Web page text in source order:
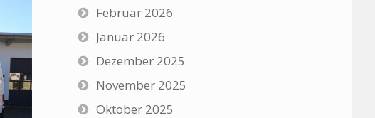
Februar 2026
Januar 2026
Dezember 2025
November 2025
Oktober 2025